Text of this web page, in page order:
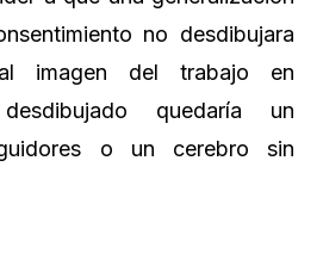
no desdibujara
imagen del trabajo en
quedaría un
o un cerebro sin